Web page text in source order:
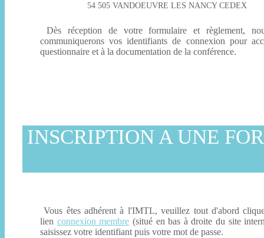
54 505 VANDOEUVRE LES NANCY CEDEX
Dès réception de votre formulaire et règlement,
communiquerons vos identifiants de connexion pour
questionnaire et à la documentation de la conférence.
INSCRIPTION A UNE
Vous êtes adhérent à l'IMTL, veuillez tout d'abord
lien connexion membre (situé en bas à droite du site
saisissez votre identifiant puis votre mot de passe.